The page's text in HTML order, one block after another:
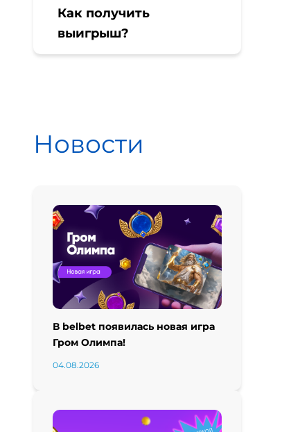
Как получить
выигрыш?
Новости
В belbet появилась новая игра
Гром Олимпа!
04.08.2026